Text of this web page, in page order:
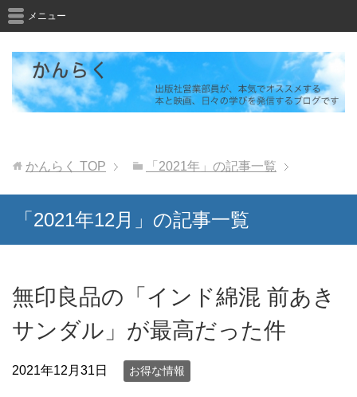
メニュー
かんらく TOP 「2021年」の記事一覧
「2021年12月」の記事一覧
無印良品の「インド綿混 前あき
サンダル」が最高だった件
2021年12月31日 お得な情報